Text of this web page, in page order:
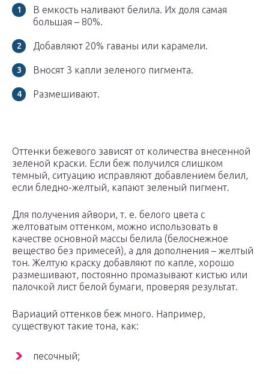
В емкость наливают белила. Их доля самая
большая – 80%.
Добавляют 20% гаваны или карамели.
Вносят 3 капли зеленого пигмента.
Размешивают.
Оттенки бежевого зависят от количества внесенной
зеленой краски. Если беж получился слишком
темный, ситуацию исправляют добавлением белил,
если бледно-желтый, капают зеленый пигмент.
Для получения айвори, т. е. белого цвета с
желтоватым оттенком, можно использовать в
качестве основной массы белила (белоснежное
вещество без примесей), а для дополнения – желтый
тон. Желтую краску добавляют по капле, хорошо
размешивают, постоянно промазывают кистью или
палочкой лист белой бумаги, проверяя результат.
Вариаций оттенков беж много. Например,
существуют такие тона, как:
песочный;